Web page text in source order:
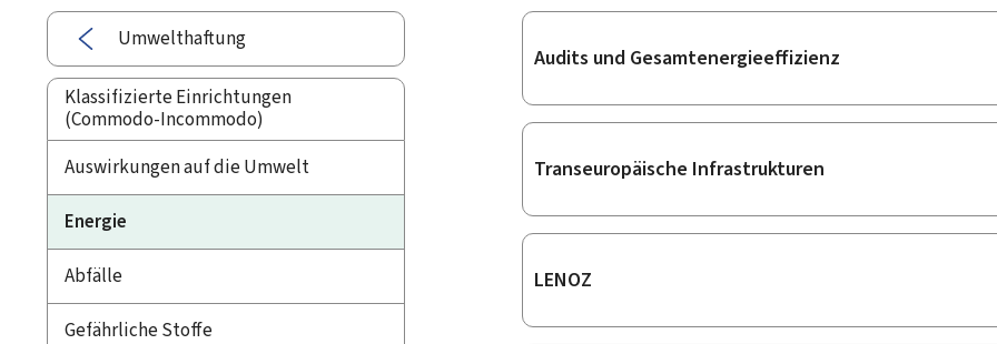
Umwelthaftung
Klassifizierte Einrichtungen
(Commodo-Incommodo)
Auswirkungen auf die Umwelt
Energie
Abfälle
Gefährliche Stoffe
Unterrubriken
Audits und Gesamtenergieeffizienz
Transeuropäische Infrastrukturen
LENOZ